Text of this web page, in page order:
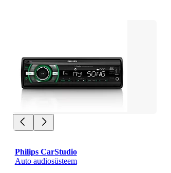
Philips CarStudio
Auto audiosüsteem